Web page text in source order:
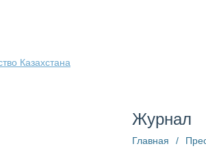
Журнал
Главная /